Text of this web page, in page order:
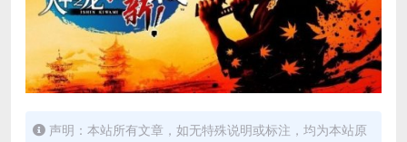
声明：本站所有文章，如无特殊说明或标注，均为本站原